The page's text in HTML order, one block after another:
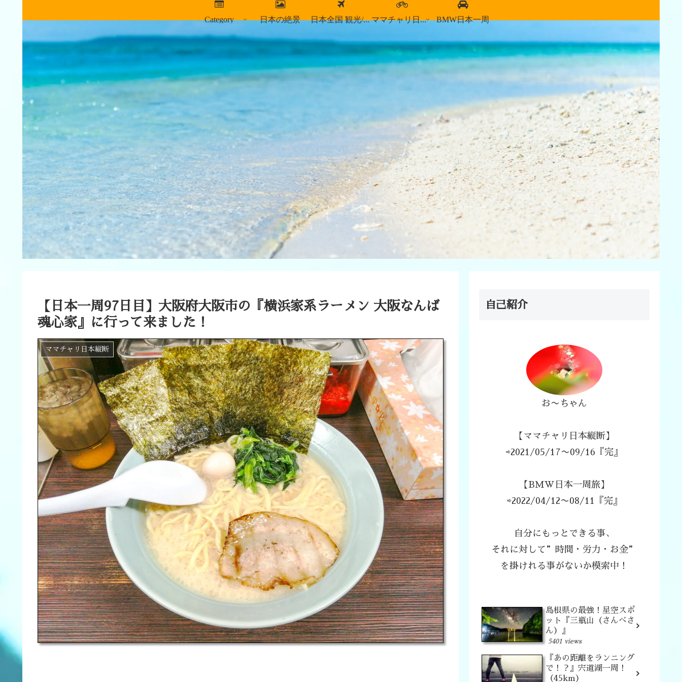
Category 日本の絶景 日本全国 観光/食事スポット ママチャリ日本縦断 BMW日本一周
【日本一周97日目】大阪府大阪市の『横浜家系ラーメン 大阪なんば
魂心家』に行って来ました！
ママチャリ日本縦断
自己紹介
お〜ちゃん
【ママチャリ日本縦断】
⇨2021/05/17〜09/16『完』
【BMW日本一周旅】
⇨2022/04/12〜08/11『完』
自分にもっとできる事、
それに対して”時間・労力・お金”
を掛けれる事がないか模索中！
島根県の最強！星空スポ
ット『三瓶山（さんべさ
ん）』
5401 views
『あの距離をランニング
で！？』宍道湖一周！
（45km）